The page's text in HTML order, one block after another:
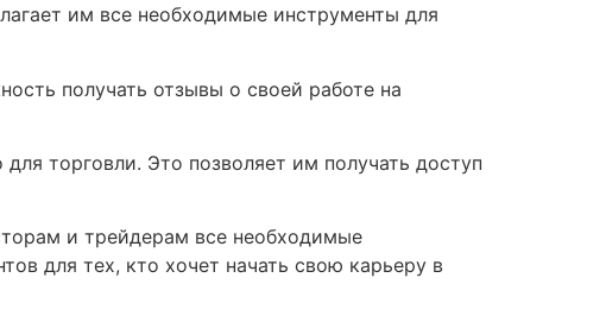
им все необходимые инструменты для
получать отзывы о своей работе на
торговли. Это позволяет им получать доступ
и трейдерам все необходимые
для тех, кто хочет начать свою карьеру в